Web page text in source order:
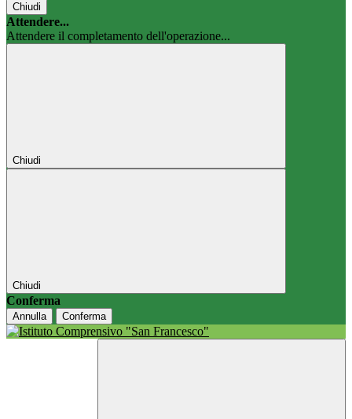
Chiudi
Attendere...
Attendere il completamento dell'operazione...
Chiudi
Chiudi
Conferma
Annulla Conferma